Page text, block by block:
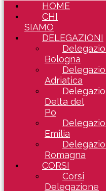
HOME
CHI
SIAMO
DELEGAZIONI
Delegazione
Bologna
Delegazione
Adriatica
Delegazione
Delta del
Po
Delegazione
Emilia
Delegazione
Romagna
CORSI
Corsi
Delegazione